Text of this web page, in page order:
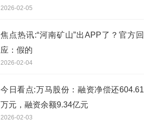
2026-02-05
焦点热讯:“河南矿山”出APP了？官方回
应：假的
2026-02-04
今日看点:万马股份：融资净偿还604.61
万元，融资余额9.34亿元
2026-02-03